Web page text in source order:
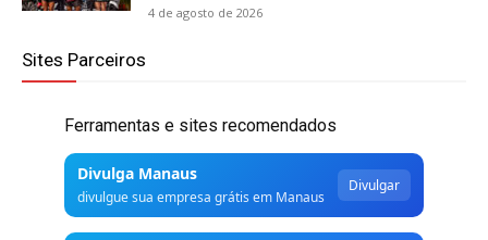
4 de agosto de 2026
Sites Parceiros
Ferramentas e sites recomendados
Divulga Manaus
divulgue sua empresa grátis em Manaus
Divulgar